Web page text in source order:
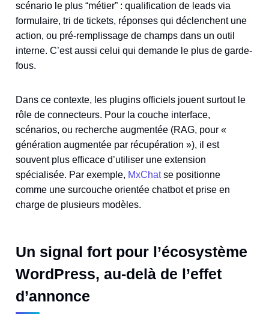
scénario le plus “métier” : qualification de leads via
formulaire, tri de tickets, réponses qui déclenchent une
action, ou pré-remplissage de champs dans un outil
interne. C’est aussi celui qui demande le plus de garde-
fous.
Dans ce contexte, les plugins officiels jouent surtout le
rôle de connecteurs. Pour la couche interface,
scénarios, ou recherche augmentée (RAG, pour «
génération augmentée par récupération »), il est
souvent plus efficace d’utiliser une extension
spécialisée. Par exemple, MxChatse positionne
comme une surcouche orientée chatbot et prise en
charge de plusieurs modèles.
Un signal fort pour l’écosystème
WordPress, au-delà de l’effet
d’annonce